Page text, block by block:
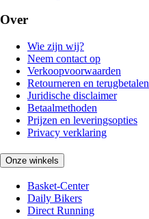
Over
Wie zijn wij?
Neem contact op
Verkoopvoorwaarden
Retourneren en terugbetalen
Juridische disclaimer
Betaalmethoden
Prijzen en leveringsopties
Privacy verklaring
Onze winkels
Basket-Center
Daily Bikers
Direct Running